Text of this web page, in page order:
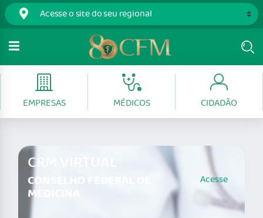
EMPRESAS MÉDICOS CIDADÃO
CRM VIRTUAL
CONSELHO FEDERAL DE
MEDICINA
Acesse